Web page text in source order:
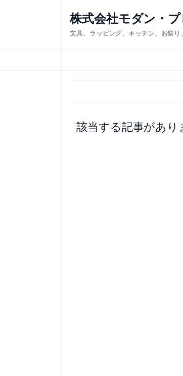
ス
キ
株式会社モダン・
文具、ラッピング、キッチン、お祭
該当する記事があり